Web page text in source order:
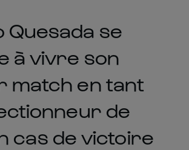
Quesada se
à vivre son
match en tant
de
cas de victoire